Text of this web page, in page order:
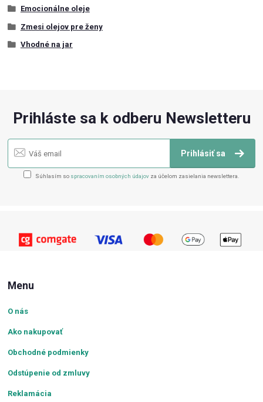
Emocionálne oleje
Zmesi olejov pre ženy
Vhodné na jar
Prihláste sa k odberu Newsletteru
Prihlásiť sa
Súhlasím so spracovaním osobných údajov za účelom zasielania newslettera.
Menu
O nás
Ako nakupovať
Obchodné podmienky
Odstúpenie od zmluvy
Reklamácia